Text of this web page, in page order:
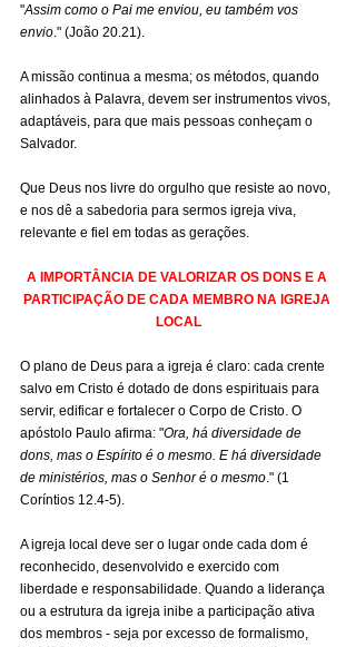
"Assim como o Pai me enviou, eu também vos
envio." (João 20.21).
A missão continua a mesma; os métodos, quando
alinhados à Palavra, devem ser instrumentos vivos,
adaptáveis, para que mais pessoas conheçam o
Salvador.
Que Deus nos livre do orgulho que resiste ao novo,
e nos dê a sabedoria para sermos igreja viva,
relevante e fiel em todas as gerações.
A IMPORTÂNCIA DE VALORIZAR OS DONS E A
PARTICIPAÇÃO DE CADA MEMBRO NA IGREJA
LOCAL
O plano de Deus para a igreja é claro: cada crente
salvo em Cristo é dotado de dons espirituais para
servir, edificar e fortalecer o Corpo de Cristo. O
apóstolo Paulo afirma: "Ora, há diversidade de
dons, mas o Espírito é o mesmo. E há diversidade
de ministérios, mas o Senhor é o mesmo." (1
Coríntios 12.4-5).
A igreja local deve ser o lugar onde cada dom é
reconhecido, desenvolvido e exercido com
liberdade e responsabilidade. Quando a liderança
ou a estrutura da igreja inibe a participação ativa
dos membros - seja por excesso de formalismo,